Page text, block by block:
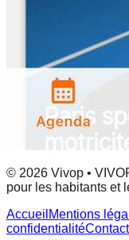
© 2026 Vivop •
pour les habitants et
Accueil Mentions
confidentialitéContact